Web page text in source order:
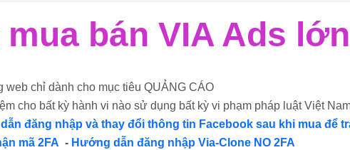
bán VIA Ads
web chỉ dành cho mục tiêu QUẢNG CÁO
cho bất kỳ hành vi nào sử dụng bất kỳ vi phạm pháp luật Việt
đăng nhập và thay đổi thông tin Facebook sau khi mua để
mã 2FA - Hướng dẫn đăng nhập Via-Clone NO 2FA